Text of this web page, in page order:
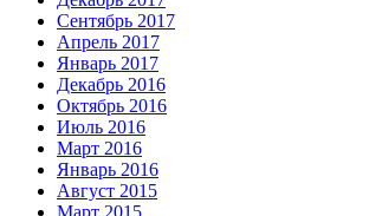
Сентябрь 2017
Апрель 2017
Январь 2017
Декабрь 2016
Октябрь 2016
Июль 2016
Март 2016
Январь 2016
Август 2015
Март 2015